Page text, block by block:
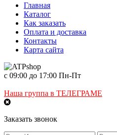
Главная
Каталог
Как заказать
Оплата и доставка
Контакты
Карта сайта
с 09:00 до 17:00 Пн-Пт
Наша группа в ТЕЛЕГРАМЕ
Заказать звонок